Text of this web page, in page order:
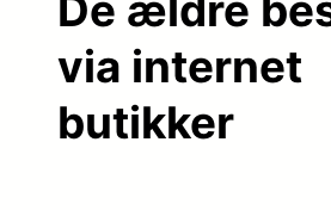
via internet
butikker